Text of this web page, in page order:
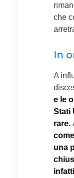
che
In
A
e le
Stati
rare.
una